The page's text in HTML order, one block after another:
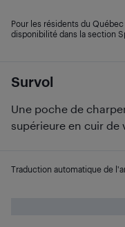
Survol
Une poche de
supérieure en cuir de
Traduction automatique de
Pour les résidents du
disponibilité dans la section